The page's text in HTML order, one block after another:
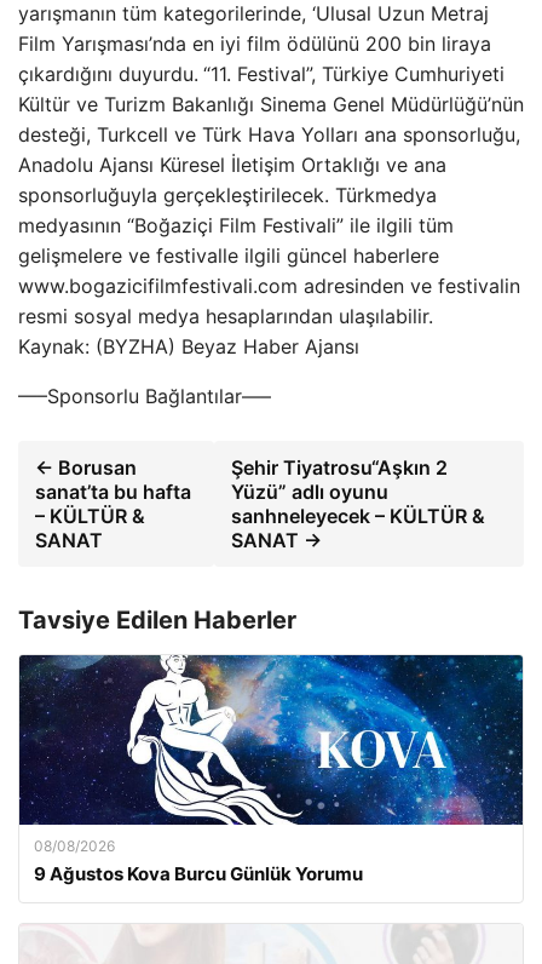
yarışmanın tüm kategorilerinde, ‘Ulusal Uzun Metraj
Film Yarışması’nda en iyi film ödülünü 200 bin liraya
çıkardığını duyurdu. “11. Festival”, Türkiye Cumhuriyeti
Kültür ve Turizm Bakanlığı Sinema Genel Müdürlüğü’nün
desteği, Turkcell ve Türk Hava Yolları ana sponsorluğu,
Anadolu Ajansı Küresel İletişim Ortaklığı ve ana
sponsorluğuyla gerçekleştirilecek. Türkmedya
medyasının “Boğaziçi Film Festivali” ile ilgili tüm
gelişmelere ve festivalle ilgili güncel haberlere
www.bogazicifilmfestivali.com adresinden ve festivalin
resmi sosyal medya hesaplarından ulaşılabilir.
Kaynak: (BYZHA) Beyaz Haber Ajansı
—–Sponsorlu Bağlantılar—–
← Borusan
sanat’ta bu hafta
– KÜLTÜR &
SANAT
Şehir Tiyatrosu“Aşkın 2
Yüzü” adlı oyunu
sanhneleyecek – KÜLTÜR &
SANAT →
Tavsiye Edilen Haberler
08/08/2026
9 Ağustos Kova Burcu Günlük Yorumu